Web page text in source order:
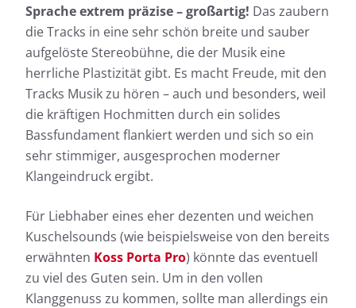
Sprache extrem präzise – großartig! Das zaubern
die Tracks in eine sehr schön breite und sauber
aufgelöste Stereobühne, die der Musik eine
herrliche Plastizität gibt. Es macht Freude, mit den
Tracks Musik zu hören – auch und besonders, weil
die kräftigen Hochmitten durch ein solides
Bassfundament flankiert werden und sich so ein
sehr stimmiger, ausgesprochen moderner
Klangeindruck ergibt.
Für Liebhaber eines eher dezenten und weichen
Kuschelsounds (wie beispielsweise von den bereits
erwähnten Koss Porta Pro) könnte das eventuell
zu viel des Guten sein. Um in den vollen
Klanggenuss zu kommen, sollte man allerdings ein